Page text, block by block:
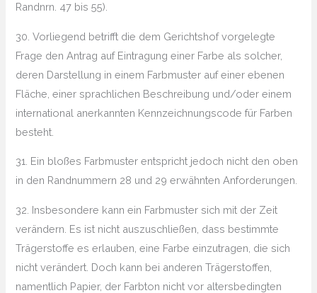
Randnrn. 47 bis 55).
30. Vorliegend betrifft die dem Gerichtshof vorgelegte
Frage den Antrag auf Eintragung einer Farbe als solcher,
deren Darstellung in einem Farbmuster auf einer ebenen
Fläche, einer sprachlichen Beschreibung und/oder einem
international anerkannten Kennzeichnungscode für Farben
besteht.
31. Ein bloßes Farbmuster entspricht jedoch nicht den oben
in den Randnummern 28 und 29 erwähnten Anforderungen.
32. Insbesondere kann ein Farbmuster sich mit der Zeit
verändern. Es ist nicht auszuschließen, dass bestimmte
Trägerstoffe es erlauben, eine Farbe einzutragen, die sich
nicht verändert. Doch kann bei anderen Trägerstoffen,
namentlich Papier, der Farbton nicht vor altersbedingten